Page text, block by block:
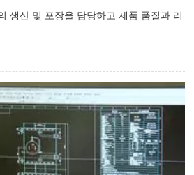
생산 및 포장을 담당하고 제품 품질과 리